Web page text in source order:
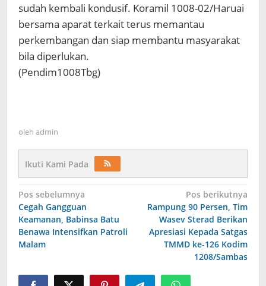
sudah kembali kondusif. Koramil 1008-02/Haruai
bersama aparat terkait terus memantau
perkembangan dan siap membantu masyarakat
bila diperlukan.
(Pendim1008Tbg)
oleh admin
Ikuti Kami Pada
Navigasi
pos
Pos sebelumnya
Cegah Gangguan
Keamanan, Babinsa Batu
Benawa Intensifkan Patroli
Malam
Pos berikutnya
Rampung 90 Persen, Tim
Wasev Sterad Berikan
Apresiasi Kepada Satgas
TMMD ke-126 Kodim
1208/Sambas